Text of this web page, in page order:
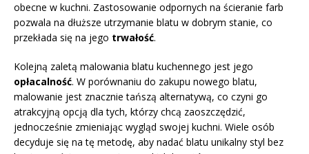
obecne w kuchni. Zastosowanie odpornych na ścieranie farb
pozwala na dłuższe utrzymanie blatu w dobrym stanie, co
przekłada się na jego trwałość.
Kolejną zaletą malowania blatu kuchennego jest jego
opłacalność. W porównaniu do zakupu nowego blatu,
malowanie jest znacznie tańszą alternatywą, co czyni go
atrakcyjną opcją dla tych, którzy chcą zaoszczędzić,
jednocześnie zmieniając wygląd swojej kuchni. Wiele osób
decyduje się na tę metodę, aby nadać blatu unikalny styl bez